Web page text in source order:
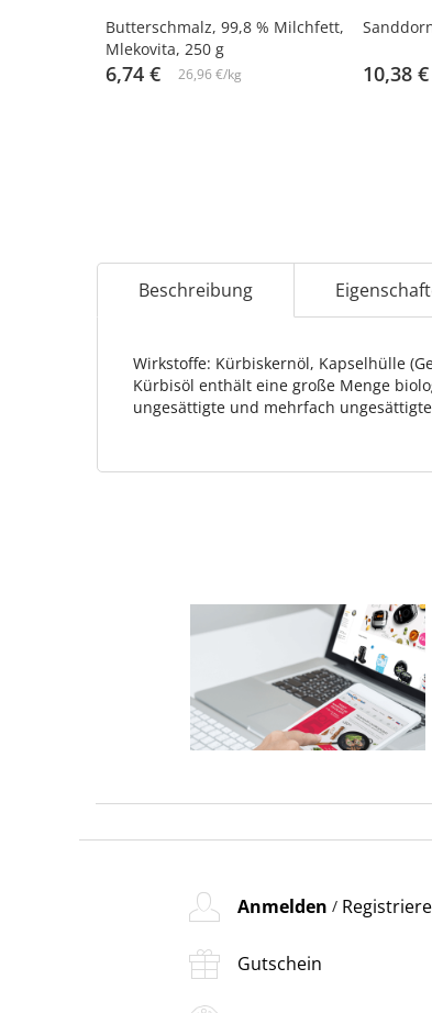
Butterschmalz, 99,8 % Milchfett,
Mlekovita, 250 g
6,74 € 26,96 €/kg
-14%
10,38 €
Beschreibung
Wirkstoffe: Kürbiskernöl, Kapselhülle
Kürbisöl enthält eine große Menge
ungesättigte und mehrfach
Anmelden /
Gutschein